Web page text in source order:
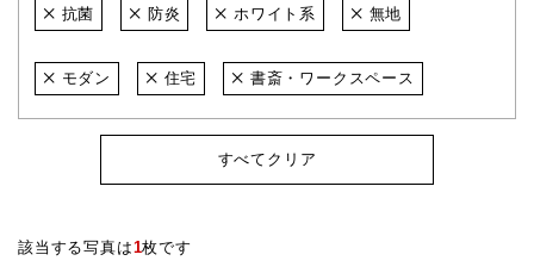
抗菌 防炎 ホワイト系 無地
モダン 住宅 書斎・ワークスペース
すべてクリア
該当する写真は1枚です